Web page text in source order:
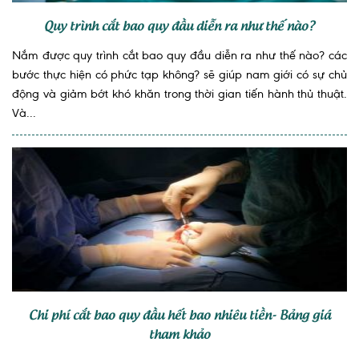
Quy trình cắt bao quy đầu diễn ra như thế nào?
Nắm được quy trình cắt bao quy đầu diễn ra như thế nào? các
bước thực hiện có phức tạp không? sẽ giúp nam giới có sự chủ
động và giảm bớt khó khăn trong thời gian tiến hành thủ thuật.
Và...
Chi phí cắt bao quy đầu hết bao nhiêu tiền- Bảng giá
tham khảo